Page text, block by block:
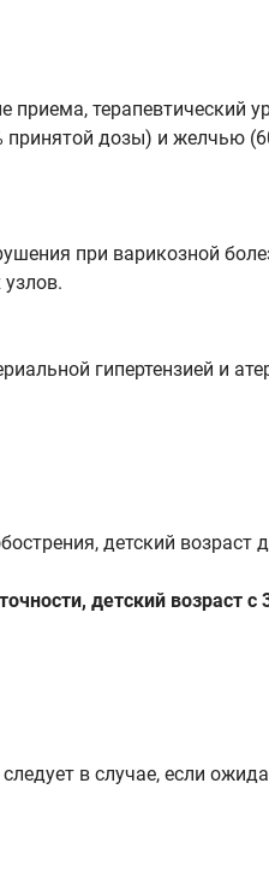
терапевтический
принятой дозы) и желчью
при варикозной
гипертензией и
детский возраст
детский возраст с
в случае, если